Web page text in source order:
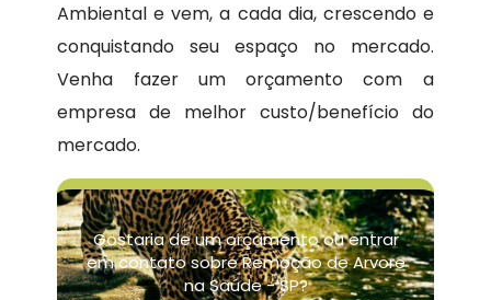
Ambiental e vem, a cada dia, crescendo e
conquistando seu espaço no mercado.
Venha fazer um orçamento com a
empresa de melhor custo/benefício do
mercado.
Gostaria de um orçamento ou entrar
em contato sobre Remoção de Arvore
na Saúde - SP?